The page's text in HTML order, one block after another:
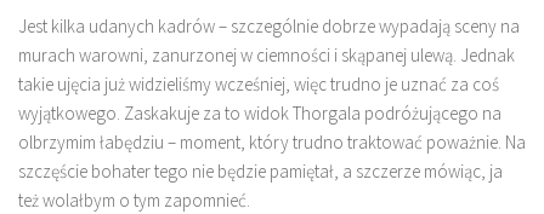
Jest kilka udanych kadrów – szczególnie dobrze wypadają sceny na
murach warowni, zanurzonej w ciemności i skąpanej ulewą. Jednak
takie ujęcia już widzieliśmy wcześniej, więc trudno je uznać za coś
wyjątkowego. Zaskakuje za to widok Thorgala podróżującego na
olbrzymim łabędziu – moment, który trudno traktować poważnie. Na
szczęście bohater tego nie będzie pamiętał, a szczerze mówiąc, ja
też wolałbym o tym zapomnieć.